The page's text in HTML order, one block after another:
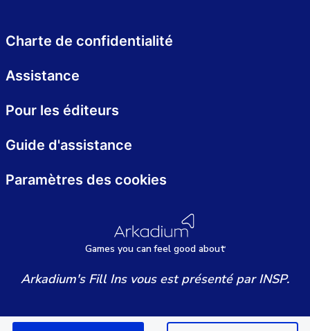
Games you canfeel good about
Charte de confidentialité
Assistance
Pour les éditeurs
Guide d'assistance
Paramètres des cookies
Arkadium's Fill Ins vous est présenté par INSP.